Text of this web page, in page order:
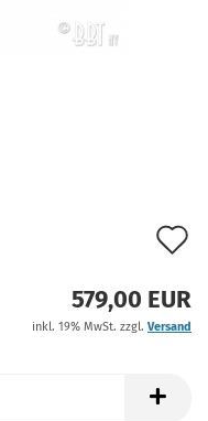
579,00 EUR
inkl. 19% MwSt. zzgl. Versand